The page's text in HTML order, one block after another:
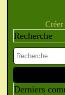
Recherche
Derniers